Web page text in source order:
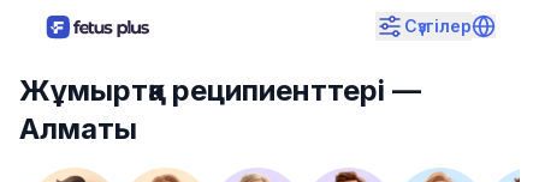
Сүзгілер
Жұмыртқа реципиенттері —
Алматы